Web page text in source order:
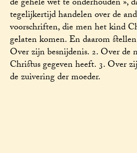
de gehele wet te onderhouden »,
tegelijkertijd handelen over de
voorschriften, die men het kind
gelaten komen. En daarom
Over zijn besnijdenis. 2. Over de
Christus gegeven heeft. 3. Over
de zuivering der moeder.